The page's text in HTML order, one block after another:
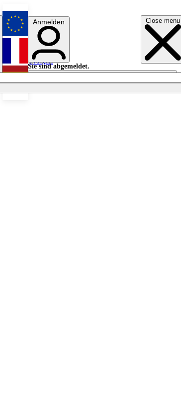
Close menu
English
Français
Anmelden
Sie sind abgemeldet.
Anmelden
Licht aus